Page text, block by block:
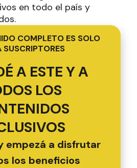
en todo el país y
COMPLETO ES SOLO
SUSCRIPTORES
A ESTE Y A
LOS
empezá a disfrutar
los beneficios